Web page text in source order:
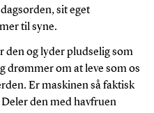
sit eget
til syne.
den og lyder pludselig som
drømmer om at leve som os
Er maskinen så faktisk
den med havfruen